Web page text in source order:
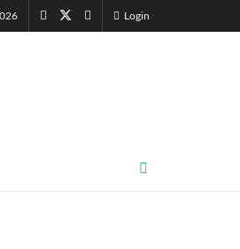
Login